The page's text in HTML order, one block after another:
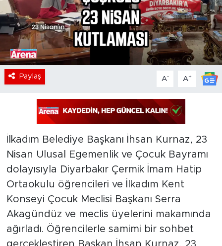
Paylaş A- A+
İlkadım Belediye Başkanı İhsan Kurnaz, 23
Nisan Ulusal Egemenlik ve Çocuk Bayramı
dolayısıyla Diyarbakır Çermik İmam Hatip
Ortaokulu öğrencileri ve İlkadım Kent
Konseyi Çocuk Meclisi Başkanı Serra
Akagündüz ve meclis üyelerini makamında
ağırladı. Öğrencilerle samimi bir sohbet